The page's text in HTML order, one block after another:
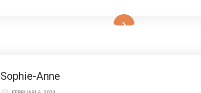
Sophie-Anne